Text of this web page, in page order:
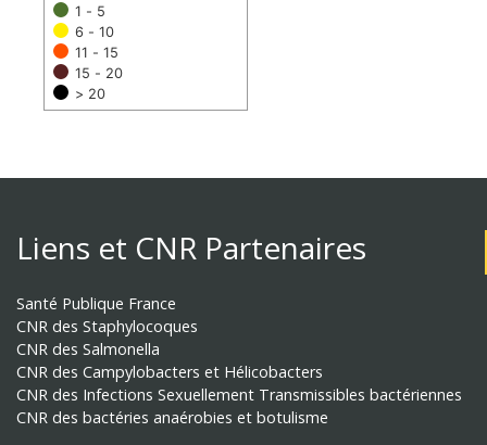
1 - 5
6 - 10
11 - 15
15 - 20
> 20
Liens et CNR Partenaires
Santé Publique France
CNR des Staphylocoques
CNR des Salmonella
CNR des Campylobacters et Hélicobacters
CNR des Infections Sexuellement Transmissibles bactériennes
CNR des bactéries anaérobies et botulisme